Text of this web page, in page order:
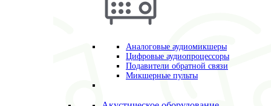
Аналоговые аудиомикшеры
Цифровые аудиопроцессоры
Подавители обратной связи
Микшерные пульты